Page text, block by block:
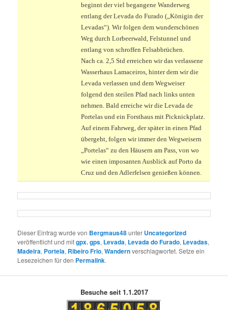
beginnt der viel begangene Wanderweg
entlang der Levada do Furado („Königin der
Levadas“). Wir folgen dem wunderschönen
Weg durch Lorbeerwald, Felstunnel und
entlang von schroffen Felsabbrüchen.
Nach ca. 2,5 Std erreichen wir das verlassene
Wasserhaus Lamaceiros, hinter dem wir die
Levada verlassen und dem Wegweiser
folgend den steilen Pfad nach links unten
nehmen. Bald erreiche wir die Levada de
Portelas und ein Forsthaus mit Picknickplatz.
Auf einem Fahrweg, der später in einen Pfad
übergeht, folgen wir immer den Wegweisern
„Portelas“ zu den Häusern am Pass, von wo
wie einen imposanten Ausblick auf Porto da
Cruz und den Adlerfelsen genießen können.
Dieser Eintrag wurde von Bergmaus48unter Uncategorized
veröffentlicht und mitgpx. gps, Levada, Levada do Furado, Levadas,
Madeira, Portela, Ribeiro Frio,Wandernverschlagwortet. Setze ein
Lesezeichen für den Permalink.
Besuche seit 1.1.2017